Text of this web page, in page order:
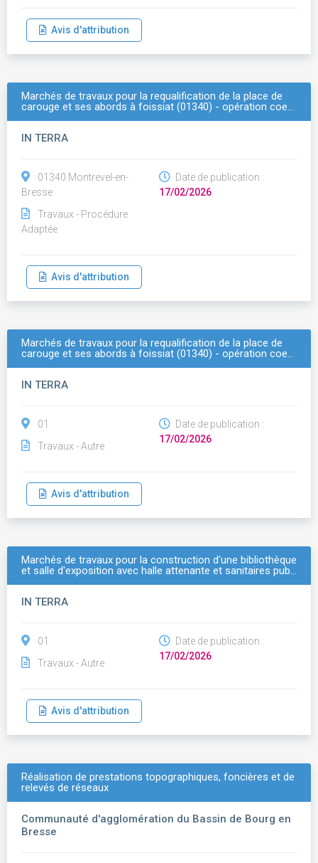
Avis d'attribution
Marchés de travaux pour la requalification de la place de
carouge et ses abords à foissiat (01340) - opération coe…
IN TERRA
01340 Montrevel-en-
Bresse
Travaux - Procédure
Adaptée
Date de publication :
17/02/2026
Avis d'attribution
Marchés de travaux pour la requalification de la place de
carouge et ses abords à foissiat (01340) - opération coe…
IN TERRA
01
Travaux - Autre
Date de publication :
17/02/2026
Avis d'attribution
Marchés de travaux pour la construction d'une bibliothèque
et salle d'exposition avec halle attenante et sanitaires pub…
IN TERRA
01
Travaux - Autre
Date de publication :
17/02/2026
Avis d'attribution
Réalisation de prestations topographiques, foncières et de
relevés de réseaux
Communauté d'agglomération du Bassin de Bourg en
Bresse